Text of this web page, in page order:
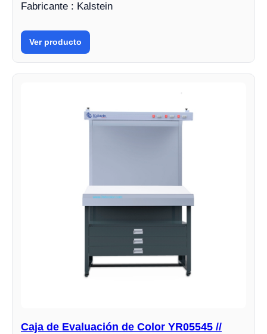
Fabricante : Kalstein
Ver producto
Caja de Evaluación de Color YR05545 //